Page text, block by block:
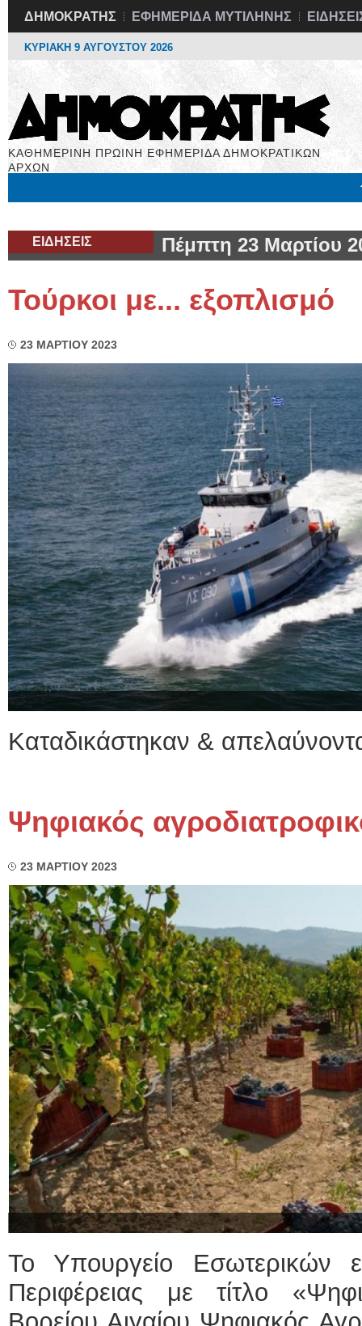
ΔΗΜΟΚΡΑΤΗΣ ΕΦΗΜΕΡΙΔΑ ΜΥΤΙΛΗΝΗΣ
ΚΥΡΙΑΚΗ 9 ΑΥΓΟΥΣΤΟΥ 2026
ΚΑΘΗΜΕΡΙΝΗ ΠΡΩΙΝΗ ΕΦΗΜΕΡΙΔΑ ΔΗΜΟΚΡΑΤΙΚΩΝ
ΑΡΧΩΝ
ΕΙΔΗΣΕΙΣ Πέμπτη 23 Μαρτίου
Τούρκοι με... εξοπλισμό
23 ΜΑΡΤΙΟΥ 2023
Καταδικάστηκαν &
Ψηφιακός
23 ΜΑΡΤΙΟΥ 2023
Το Υπουργείο Εσωτερικών
Περιφέρειας με τίτλο